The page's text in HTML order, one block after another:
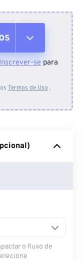
se para
Termos de Uso .
o fluxo de